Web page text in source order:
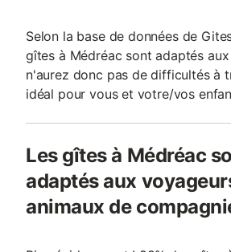
Selon la base de données de
gîtes à Médréac sont adaptés
n'aurez donc pas de difficultés à
idéal pour vous et votre/vos
Les gîtes à Médréac
adaptés aux
animaux de